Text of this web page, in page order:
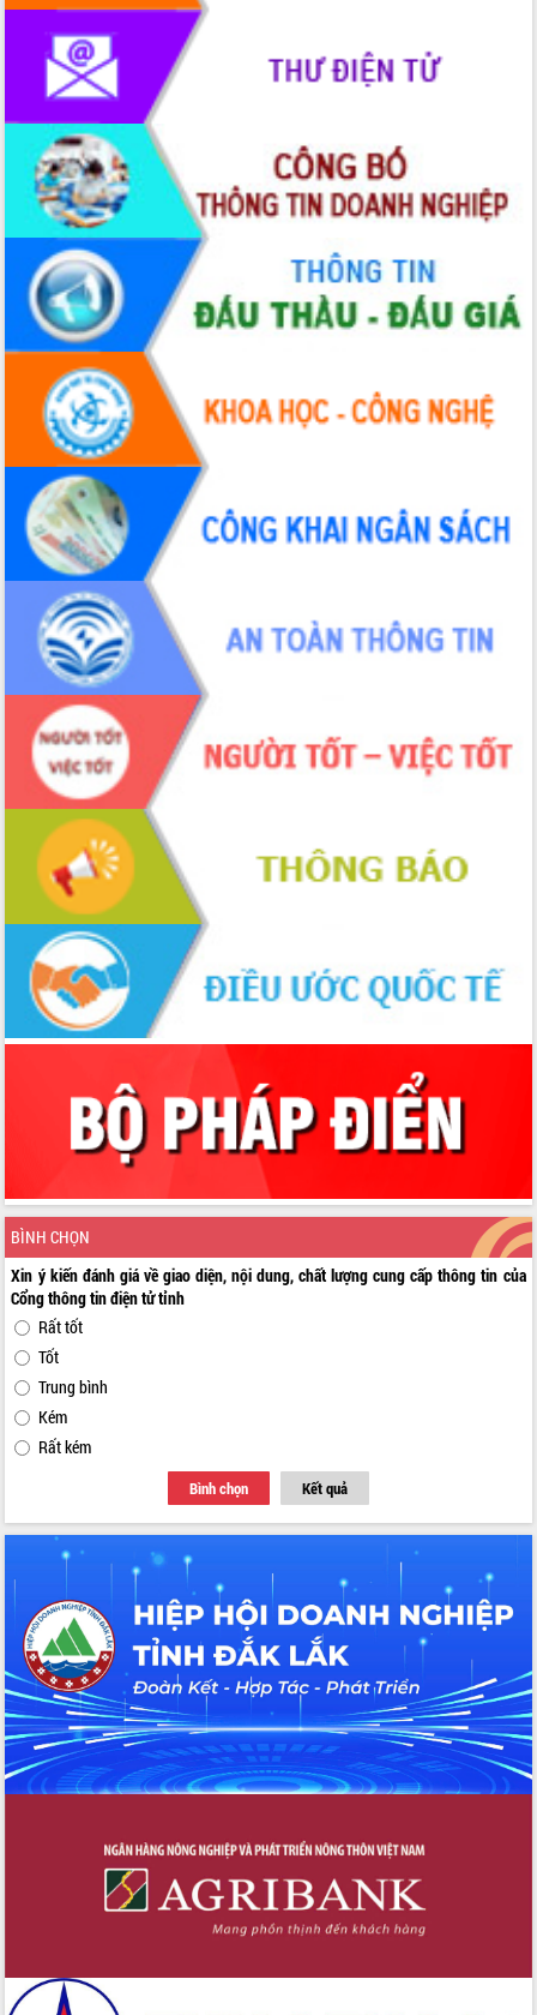
BÌNH CHỌN
Xin ý kiến đánh giá về giao diện, nội dung, chất lượng cung cấp thông tin của
Cổng thông tin điện tử tỉnh
Rất tốt
Tốt
Trung bình
Kém
Rất kém
Bình chọn Kết quả